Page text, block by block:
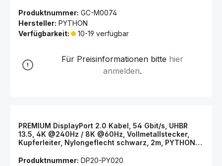
Produktnummer: GC-M0074
Hersteller: PYTHON
Verfügbarkeit:
10-19 verfügbar
Für Preisinformationen bitte hier
anmelden.
PREMIUM DisplayPort 2.0 Kabel, 54 Gbit/s, UHBR
13.5, 4K @240Hz / 8K @60Hz, Vollmetallstecker,
Kupferleiter, Nylongeflecht schwarz, 2m, PYTHON®
Produktnummer: DP20-PY020